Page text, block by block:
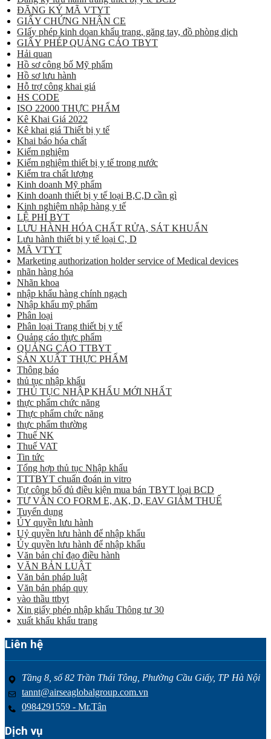
ĐĂNG KÝ MÃ VTYT
GIẤY CHỨNG NHẬN CE
GIấy phép kinh doan khẩu trang, găng tay, đồ phòng dịch
GIẤY PHÉP QUẢNG CÁO TBYT
Hải quan
Hồ sơ công bố Mỹ phẩm
Hồ sơ lưu hành
Hỗ trợ công khai giá
HS CODE
ISO 22000 THỰC PHẨM
Kê Khai Giá 2022
Kê khai giá Thiết bị y tế
Khai báo hóa chất
Kiểm nghiệm
Kiểm nghiệm thiết bị y tế trong nước
Kiểm tra chất lượng
Kinh doanh Mỹ phẩm
Kinh doanh thiết bị y tế loại B,C,D cần gì
Kinh nghiệm nhập hàng y tế
LỆ PHÍ BYT
LƯU HÀNH HÓA CHẤT RỬA, SÁT KHUẨN
Lưu hành thiết bị y tế loại C, D
MÃ VTYT
Marketing authorization holder service of Medical devices
nhãn hàng hóa
Nhãn khoa
nhập khẩu hàng chính ngạch
Nhập khẩu mỹ phẩm
Phân loại
Phân loại Trang thiết bị y tế
Quảng cáo thực phẩm
QUẢNG CÁO TTBYT
SẢN XUẤT THỰC PHẨM
Thông báo
thủ tục nhập khẩu
THỦ TỤC NHẬP KHẨU MỚI NHẤT
thực phẩm chức năng
Thực phẩm chức năng
thực phẩm thường
Thuế NK
Thuế VAT
Tin tức
Tổng hợp thủ tục Nhập khẩu
TTTBYT chuẩn đoán in vitro
Tự công bố đủ điều kiện mua bán TBYT loại BCD
TƯ VẤN CO FORM E, AK, D, EAV GIẢM THUẾ
Tuyển dụng
ỦY quyền lưu hành
Uỷ quyền lưu hành để nhập khẩu
Ủy quyền lưu hành để nhập khẩu
Văn bản chỉ đạo điều hành
VĂN BẢN LUẬT
Văn bản pháp luật
Văn bản pháp quy
vào thầu ttbyt
Xin giấy phép nhập khẩu Thông tư 30
xuất khẩu khẩu trang
Liên hệ
Tầng 8, số 82 Trần Thái Tông, Phường Cầu Giấy, TP Hà Nội
tannt@airseaglobalgroup.com.vn
0984291559 - Mr.Tân
Dịch vụ